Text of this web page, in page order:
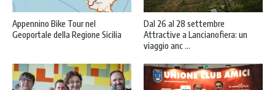
Appennino Bike Tour nel
Geoportale della Regione Sicilia
Dal 26 al 28 settembre
Attractive a Lancianofiera: un
viaggio anc ...